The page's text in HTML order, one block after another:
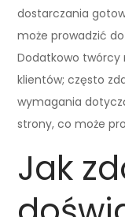
dostarczania
może prowadzić
Dodatkowo twórcy
klientów; często
wymagania
strony, co może
Jak